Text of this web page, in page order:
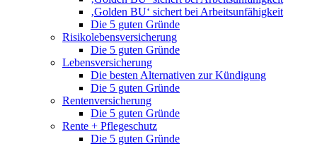
‚Golden BU‘ sichert bei Arbeitsunfähigkeit
Die 5 guten Gründe
Risikolebensversicherung
Die 5 guten Gründe
Lebensversicherung
Die besten Alternativen zur Kündigung
Die 5 guten Gründe
Rentenversicherung
Die 5 guten Gründe
Rente + Pflegeschutz
Die 5 guten Gründe